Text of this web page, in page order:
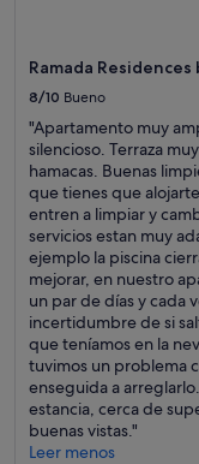
Ramada
8/10 Bueno
"Apartamento muy
silencioso. Terraza
hamacas. Buenas
que tienes que
entren a limpiar y
servicios estan muy
ejemplo la piscina
mejorar, en nuestro
un par de días y cada
incertidumbre de si
que teníamos en la
tuvimos un problema
enseguida a
estancia, cerca de
buenas vistas."
Leer menos